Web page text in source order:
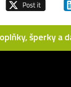
šperky a